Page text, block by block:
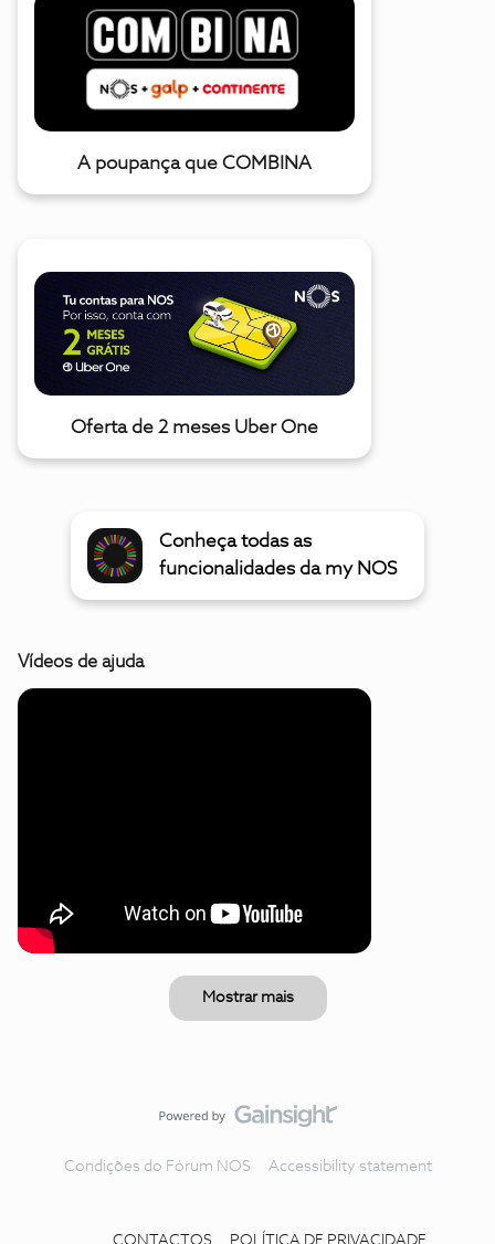
A poupança que COMBINA
Oferta de 2 meses Uber One
Conheça todas as
funcionalidades da my NOS
Vídeos de ajuda
Mostrar mais
Condições do Fórum NOS Accessibility statement